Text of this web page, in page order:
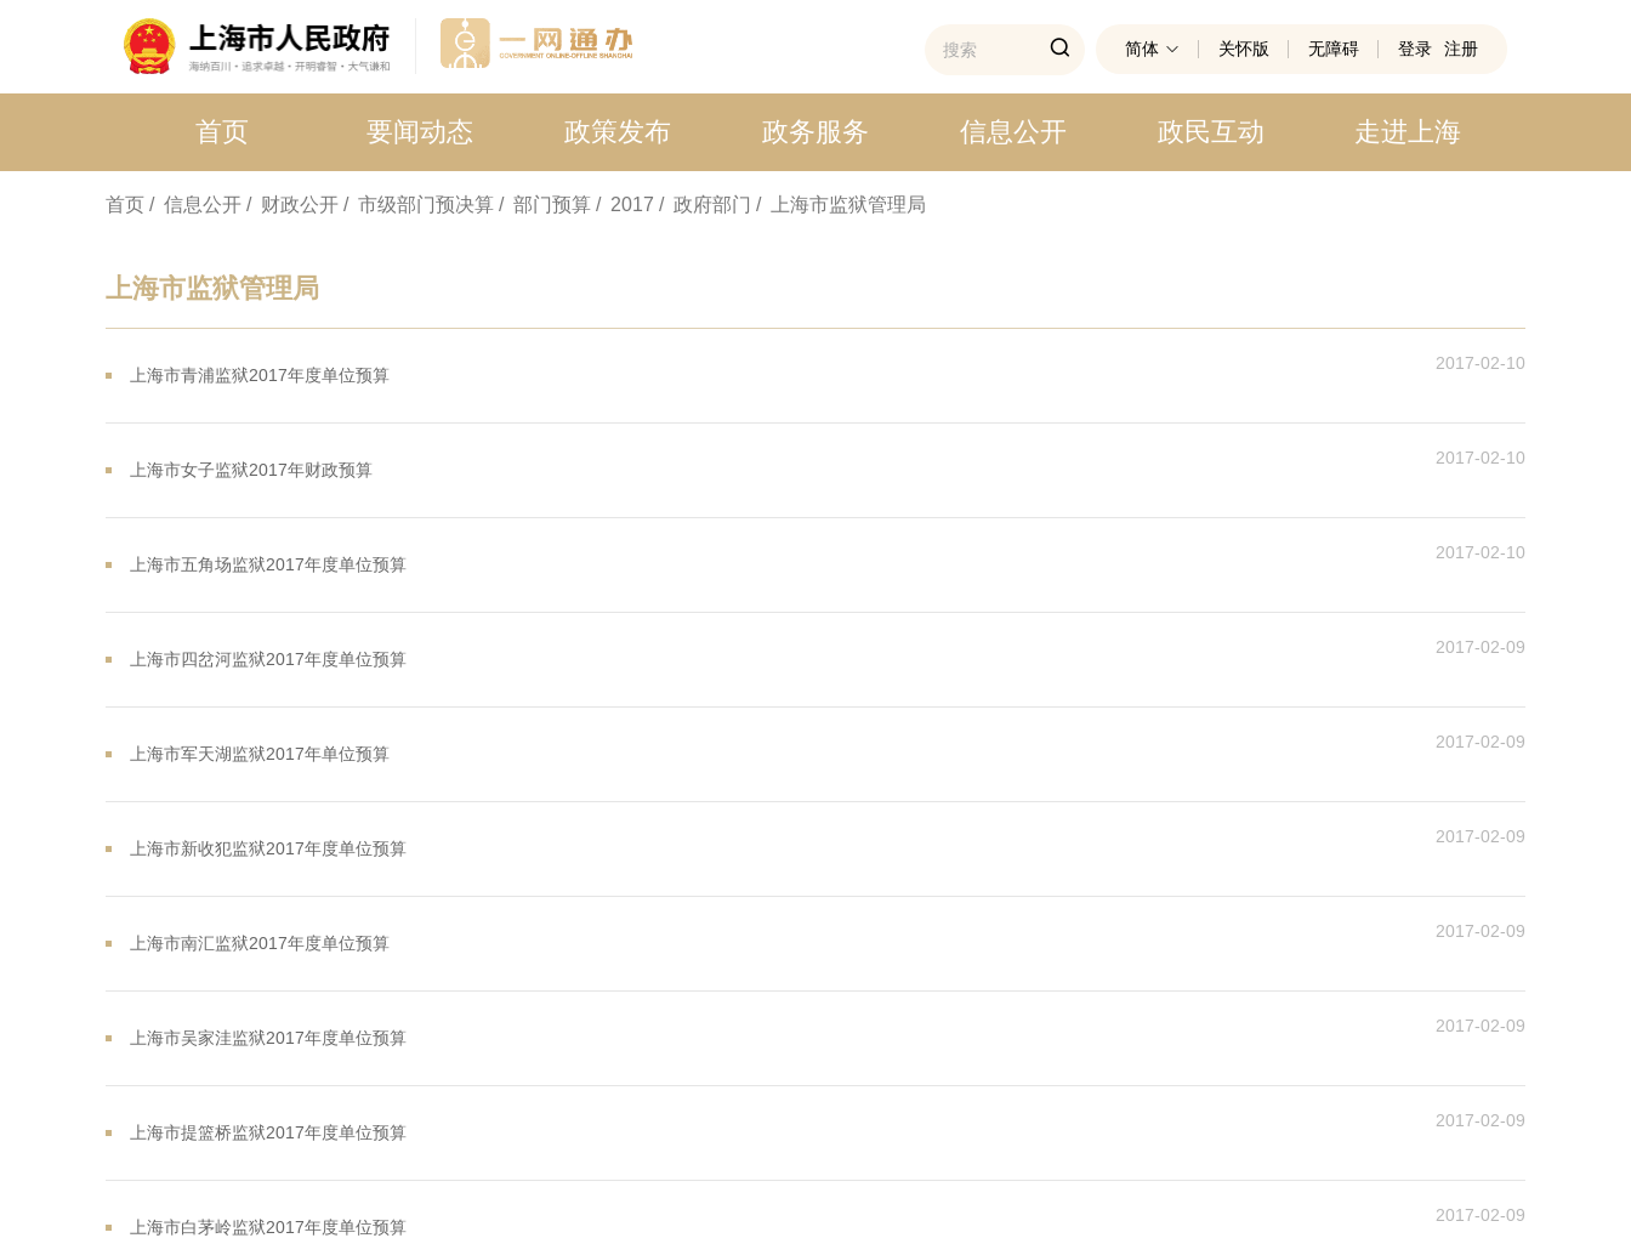
简体 关怀版 无障碍 登录 注册
首页 要闻动态 政策发布 政务服务 信息公开 政民互动 走进上海
首页 / 信息公开 / 财政公开 / 市级部门预决算 / 部门预算 / 2017 / 政府部门 / 上海市监狱管理局
上海市监狱管理局
上海市青浦监狱2017年度单位预算
2017-02-10
上海市女子监狱2017年财政预算
2017-02-10
上海市五角场监狱2017年度单位预算
2017-02-10
上海市四岔河监狱2017年度单位预算
2017-02-09
上海市军天湖监狱2017年单位预算
2017-02-09
上海市新收犯监狱2017年度单位预算
2017-02-09
上海市南汇监狱2017年度单位预算
2017-02-09
上海市吴家洼监狱2017年度单位预算
2017-02-09
上海市提篮桥监狱2017年度单位预算
2017-02-09
上海市白茅岭监狱2017年度单位预算
2017-02-09